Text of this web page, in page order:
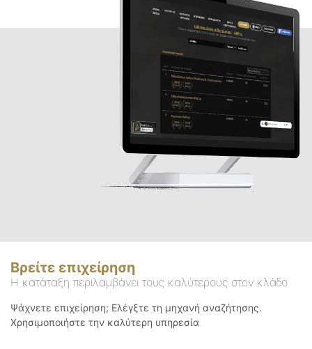
Βρείτε επιχείρηση
Η κατάταξη περιλαμβάνει τους καλύτερους στον κλάδο
Ψάχνετε επιχείρηση; Ελέγξτε τη μηχανή αναζήτησης.
Χρησιμοποιήστε την καλύτερη υπηρεσία